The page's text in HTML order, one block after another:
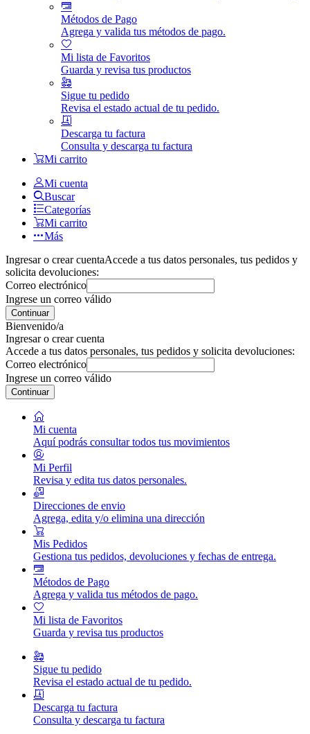
Métodos de Pago
Agrega y valida tus métodos de pago.
Mi lista de Favoritos
Guarda y revisa tus productos
Sigue tu pedido
Revisa el estado actual de tu pedido.
Descarga tu factura
Consulta y descarga tu factura
Mi carrito
Mi cuenta
Buscar
Categorías
Mi carrito
Más
Ingresar o crear cuentaAccede a tus datos personales, tus pedidos y
solicita devoluciones:
Correo electrónico
Ingrese un correo válido
Continuar
Bienvenido/a
Ingresar o crear cuenta
Accede a tus datos personales, tus pedidos y solicita devoluciones:
Correo electrónico
Ingrese un correo válido
Continuar
Mi cuenta
Aquí podrás consultar todos tus movimientos
Mi Perfil
Revisa y edita tus datos personales.
Direcciones de envio
Agrega, edita y/o elimina una dirección
Mis Pedidos
Gestiona tus pedidos, devoluciones y fechas de entrega.
Métodos de Pago
Agrega y valida tus métodos de pago.
Mi lista de Favoritos
Guarda y revisa tus productos
Sigue tu pedido
Revisa el estado actual de tu pedido.
Descarga tu factura
Consulta y descarga tu factura